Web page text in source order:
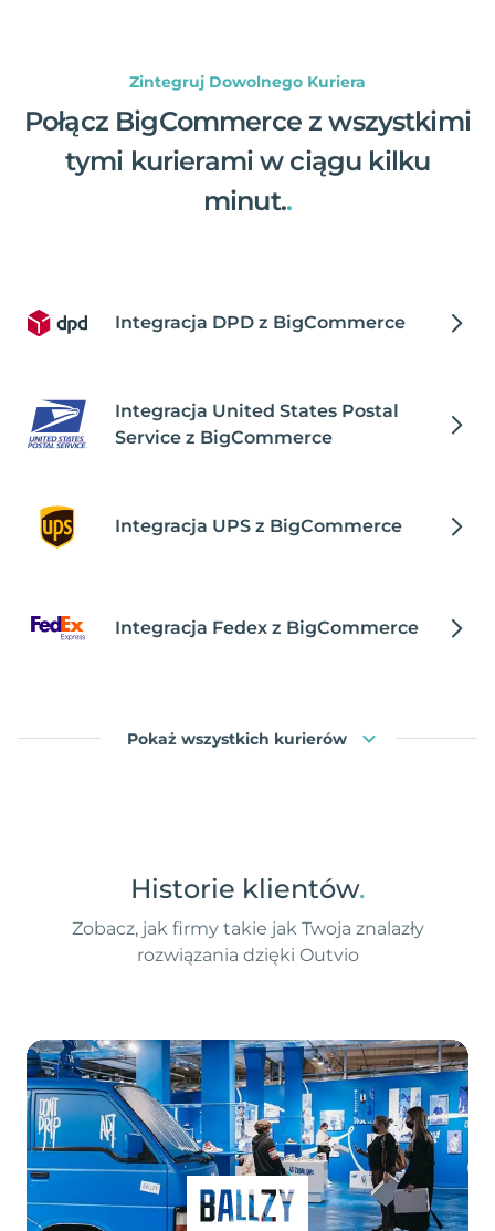
Zintegruj Dowolnego Kuriera
Połącz BigCommerce z wszystkimi
tymi kurierami w ciągu kilku
minut..
Integracja DPD z BigCommerce
Integracja United States Postal
Service z BigCommerce
Integracja UPS z BigCommerce
Integracja Fedex z BigCommerce
Pokaż wszystkich kurierów
Historie klientów.
Zobacz, jak firmy takie jak Twoja znalazły
rozwiązania dzięki Outvio